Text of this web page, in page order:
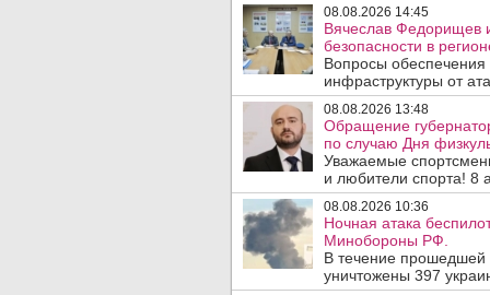
08.08.2026 14:45
Вячеслав Федорищев
безопасности в
Вопросы обеспечения
инфраструктуры от
08.08.2026 13:48
Обращение
по случаю Дня
Уважаемые
и любители спорта! 8
08.08.2026 10:36
Ночная атака
Минобороны РФ.
В течение
уничтожены 397